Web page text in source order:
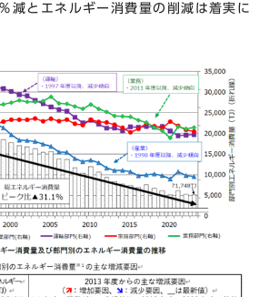
減とエネルギー消費量の削減は着実に